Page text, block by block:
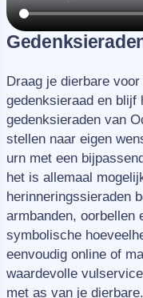
Draag je dierbare
gedenksieraad en blijf
gedenksieraden van
stellen naar eigen
urn met een
het is allemaal
herinneringssieraden
armbanden, oorbellen
symbolische
eenvoudig online of
waardevolle
met as van je